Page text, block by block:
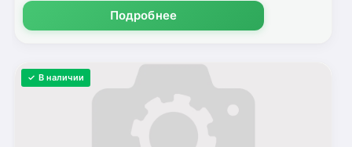
Подробнее
✓ В наличии